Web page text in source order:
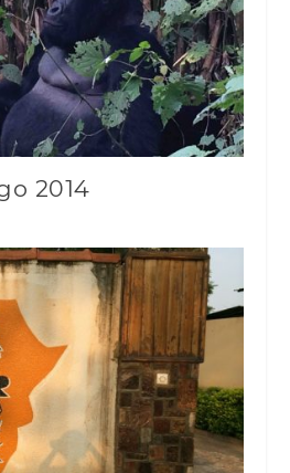
2014